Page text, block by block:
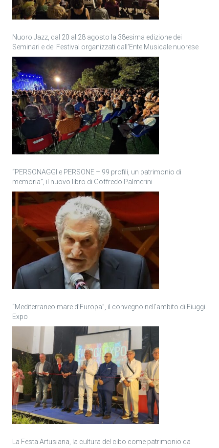
Nuoro Jazz, dal 20 al 28 agosto la 38esima edizione dei
Seminari e del Festival organizzati dall’Ente Musicale nuorese
“PERSONAGGI e PERSONE – 99 profili, un patrimonio di
memoria”, il nuovo libro di Goffredo Palmerini
“Mediterraneo mare d’Europa”, il convegno nell’ambito di Fiuggi
Expo
La Festa Artusiana, la cultura del cibo come patrimonio da